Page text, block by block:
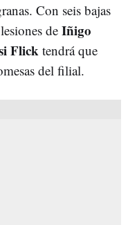
Con seis bajas
de Iñigo
Flicktendrá que
del filial.